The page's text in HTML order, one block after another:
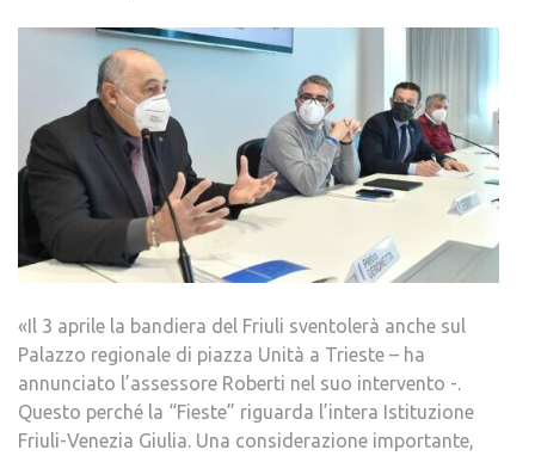
«Il 3 aprile la bandiera del Friuli sventolerà anche sul
Palazzo regionale di piazza Unità a Trieste – ha
annunciato l’assessore Roberti nel suo intervento -.
Questo perché la “Fieste” riguarda l’intera Istituzione
Friuli-Venezia Giulia. Una considerazione importante,